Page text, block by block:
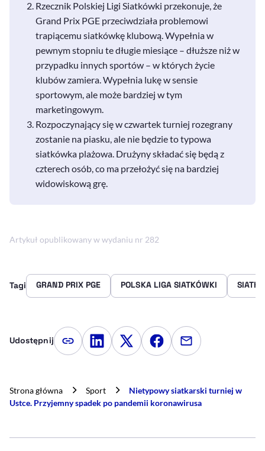
Rzecznik Polskiej Ligi Siatkówki przekonuje, że
Grand Prix PGE przeciwdziała problemowi
trapiącemu siatkówkę klubową. Wypełnia w
pewnym stopniu te długie miesiące – dłuższe niż w
przypadku innych sportów – w których życie
klubów zamiera. Wypełnia lukę w sensie
sportowym, ale może bardziej w tym
marketingowym.
Rozpoczynający się w czwartek turniej rozegrany
zostanie na piasku, ale nie będzie to typowa
siatkówka plażowa. Drużyny składać się będą z
czterech osób, co ma przełożyć się na bardziej
widowiskową grę.
Artykuł opublikowany w wydaniu nr 282
Tagi GRAND PRIX PGE POLSKA LIGA SIATKÓWKI
Udostępnij Kopiuj link artykułu
Udostępnij na LinkedIn
Udostępnij na Twitterze
Udostępnij na
Udostępnij
Strona główna Sport
Nietypowy siatkarski turniej w
Ustce. Przyjemny spadek po pandemii koronawirusa